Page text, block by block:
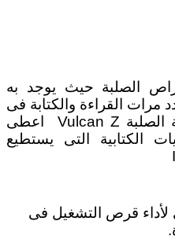
الصلبة حيث يوجد به
مرات القراءة والكتابة فى
الثانية الواحدة وقرص الحالة الصلبة Vulcan Z اعطى
الكتابية التى يستطيع
لأداء قرص التشغيل فى